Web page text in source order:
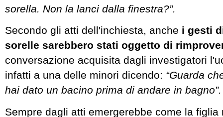
sorella. Non la lanci dalla finestra?”.
Secondo gli atti dell'inchiesta, anche i gesti
sorelle sarebbero stati oggetto di
conversazione acquisita dagli investigatori
infatti a una delle minori dicendo: “Guarda
hai dato un bacino prima di andare in bagno”.
Sempre dagli atti emergerebbe come la figlia